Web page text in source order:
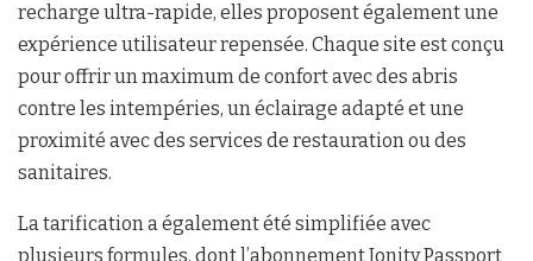
recharge ultra-rapide, elles proposent également une
expérience utilisateur repensée. Chaque site est conçu
pour offrir un maximum de confort avec des abris
contre les intempéries, un éclairage adapté et une
proximité avec des services de restauration ou des
sanitaires.
La tarification a également été simplifiée avec
plusieurs formules, dont l’abonnement Ionity Passport